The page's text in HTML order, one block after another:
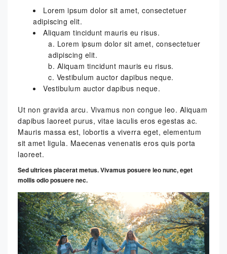
Lorem ipsum dolor sit amet, consectetuer
adipiscing elit.
Aliquam tincidunt mauris eu risus.
Lorem ipsum dolor sit amet, consectetuer
adipiscing elit.
Aliquam tincidunt mauris eu risus.
Vestibulum auctor dapibus neque.
Vestibulum auctor dapibus neque.
Ut non gravida arcu. Vivamus non congue leo. Aliquam
dapibus laoreet purus, vitae iaculis eros egestas ac.
Mauris massa est, lobortis a viverra eget, elementum
sit amet ligula. Maecenas venenatis eros quis porta
laoreet.
Sed ultrices placerat metus. Vivamus posuere leo nunc, eget
mollis odio posuere nec.